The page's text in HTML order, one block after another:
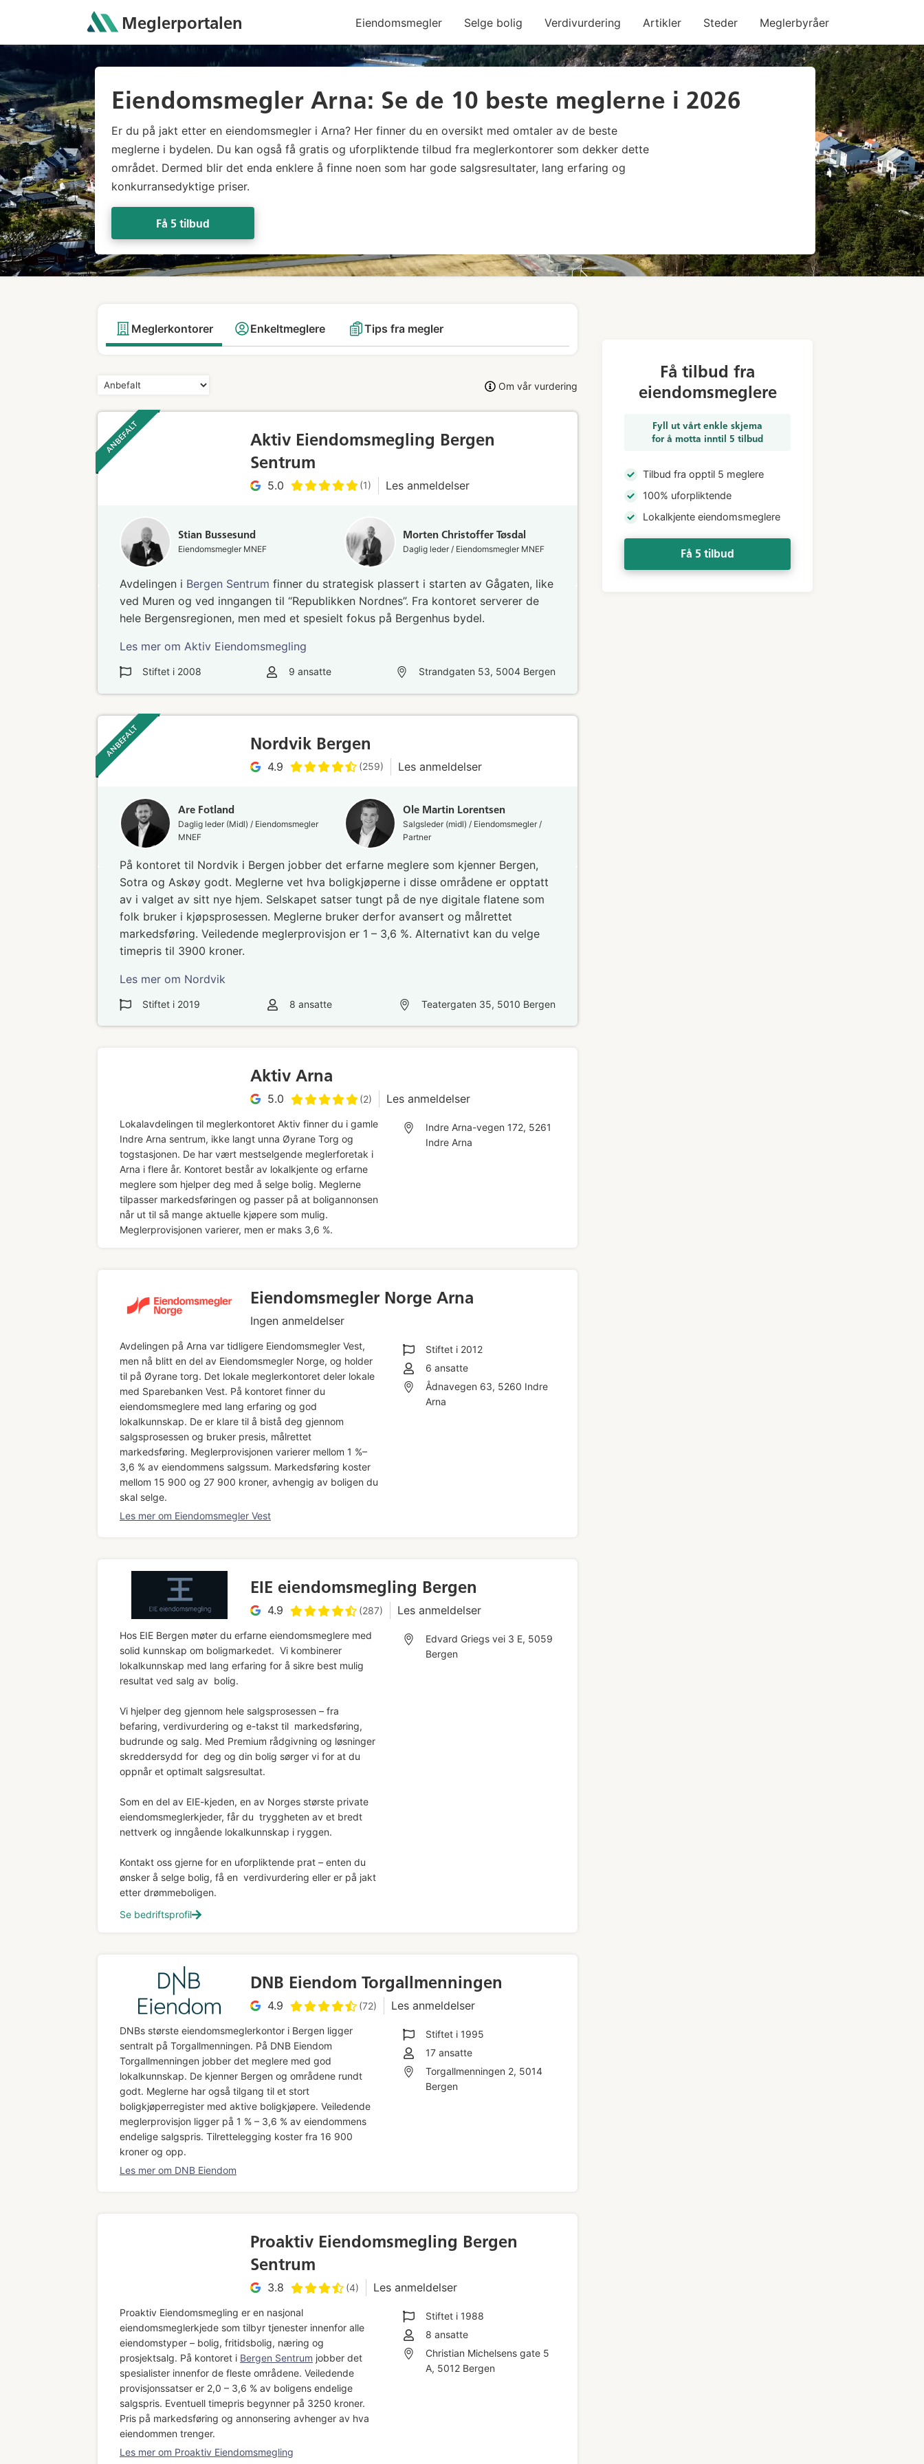
Meglerportalen Eiendomsmegler Selge bolig Verdivurdering Artikler Steder Meglerbyråer
Eiendomsmegler Arna: Se de 10 beste meglerne i 2026
Er du på jakt etter en eiendomsmegler i Arna? Her finner du en oversikt med omtaler av de beste
meglerne i bydelen. Du kan også få gratis og uforpliktende tilbud fra meglerkontorer som dekker dette
området. Dermed blir det enda enklere å finne noen som har gode salgsresultater, lang erfaring og
konkurransedyktige priser.
Få 5 tilbud
Meglerkontorer Enkeltmeglere Tips fra megler
Om vår vurdering
ANBEFALT ‎ ‎ ‎
Aktiv Eiendomsmegling Bergen
Sentrum
5.0 (1) Les anmeldelser
Stian Bussesund
Eiendomsmegler MNEF
Morten Christoffer Tøsdal
Daglig leder / Eiendomsmegler MNEF
Avdelingen i Bergen Sentrum finner du strategisk plassert i starten av Gågaten, like
ved Muren og ved inngangen til “Republikken Nordnes”. Fra kontoret serverer de
hele Bergensregionen, men med et spesielt fokus på Bergenhus bydel.
Les mer om Aktiv Eiendomsmegling
Stiftet i 2008 9 ansatte Strandgaten 53, 5004 Bergen
ANBEFALT ‎ ‎ ‎ Nordvik Bergen
4.9 (259) Les anmeldelser
Are Fotland
Daglig leder (Midl) / Eiendomsmegler
MNEF
Ole Martin Lorentsen
Salgsleder (midl) / Eiendomsmegler /
Partner
På kontoret til Nordvik i Bergen jobber det erfarne meglere som kjenner Bergen,
Sotra og Askøy godt. Meglerne vet hva boligkjøperne i disse områdene er opptatt
av i valget av sitt nye hjem. Selskapet satser tungt på de nye digitale flatene som
folk bruker i kjøpsprosessen. Meglerne bruker derfor avansert og målrettet
markedsføring. Veiledende meglerprovisjon er 1 – 3,6 %. Alternativt kan du velge
timepris til 3900 kroner.
Les mer om Nordvik
Stiftet i 2019 8 ansatte Teatergaten 35, 5010 Bergen
Aktiv Arna
5.0 (2) Les anmeldelser
Lokalavdelingen til meglerkontoret Aktiv finner du i gamle
Indre Arna sentrum, ikke langt unna Øyrane Torg og
togstasjonen. De har vært mestselgende meglerforetak i
Arna i flere år. Kontoret består av lokalkjente og erfarne
meglere som hjelper deg med å selge bolig. Meglerne
tilpasser markedsføringen og passer på at boligannonsen
når ut til så mange aktuelle kjøpere som mulig.
Meglerprovisjonen varierer, men er maks 3,6 %.
Indre Arna-vegen 172, 5261
Indre Arna
Eiendomsmegler Norge Arna
Ingen anmeldelser
Avdelingen på Arna var tidligere Eiendomsmegler Vest,
men nå blitt en del av Eiendomsmegler Norge, og holder
til på Øyrane torg. Det lokale meglerkontoret deler lokale
med Sparebanken Vest. På kontoret finner du
eiendomsmeglere med lang erfaring og god
lokalkunnskap. De er klare til å bistå deg gjennom
salgsprosessen og bruker presis, målrettet
markedsføring. Meglerprovisjonen varierer mellom 1 %–
3,6 % av eiendommens salgssum. Markedsføring koster
mellom 15 900 og 27 900 kroner, avhengig av boligen du
skal selge.
Les mer om Eiendomsmegler Vest
Stiftet i 2012
6 ansatte
Ådnavegen 63, 5260 Indre
Arna
EIE eiendomsmegling Bergen
4.9 (287) Les anmeldelser
Hos EIE Bergen møter du erfarne eiendomsmeglere med
solid kunnskap om boligmarkedet. Vi kombinerer
lokalkunnskap med lang erfaring for å sikre best mulig
resultat ved salg av bolig.
Vi hjelper deg gjennom hele salgsprosessen – fra
befaring, verdivurdering og e-takst til markedsføring,
budrunde og salg. Med Premium rådgivning og løsninger
skreddersydd for deg og din bolig sørger vi for at du
oppnår et optimalt salgsresultat.
Som en del av EIE-kjeden, en av Norges største private
eiendomsmeglerkjeder, får du tryggheten av et bredt
nettverk og inngående lokalkunnskap i ryggen.
Kontakt oss gjerne for en uforpliktende prat – enten du
ønsker å selge bolig, få en verdivurdering eller er på jakt
etter drømmeboligen.
Se bedriftsprofil
Edvard Griegs vei 3 E, 5059
Bergen
DNB Eiendom Torgallmenningen
4.9 (72) Les anmeldelser
DNBs største eiendomsmeglerkontor i Bergen ligger
sentralt på Torgallmenningen. På DNB Eiendom
Torgallmenningen jobber det meglere med god
lokalkunnskap. De kjenner Bergen og områdene rundt
godt. Meglerne har også tilgang til et stort
boligkjøperregister med aktive boligkjøpere. Veiledende
meglerprovisjon ligger på 1 % – 3,6 % av eiendommens
endelige salgspris. Tilrettelegging koster fra 16 900
kroner og opp.
Les mer om DNB Eiendom
Stiftet i 1995
17 ansatte
Torgallmenningen 2, 5014
Bergen
Proaktiv Eiendomsmegling Bergen
Sentrum
3.8 (4) Les anmeldelser
Proaktiv Eiendomsmegling er en nasjonal
eiendomsmeglerkjede som tilbyr tjenester innenfor alle
eiendomstyper – bolig, fritidsbolig, næring og
prosjektsalg. På kontoret i Bergen Sentrum jobber det
spesialister innenfor de fleste områdene. Veiledende
provisjonssatser er 2,0 – 3,6 % av boligens endelige
salgspris. Eventuell timepris begynner på 3250 kroner.
Pris på markedsføring og annonsering avhenger av hva
eiendommen trenger.
Les mer om Proaktiv Eiendomsmegling
Stiftet i 1988
8 ansatte
Christian Michelsens gate 5
A, 5012 Bergen
Få tilbud fra
eiendomsmeglere
Fyll ut vårt enkle skjema
for å motta inntil 5 tilbud
Tilbud fra opptil 5 meglere
100% uforpliktende
Lokalkjente eiendomsmeglere
Få 5 tilbud